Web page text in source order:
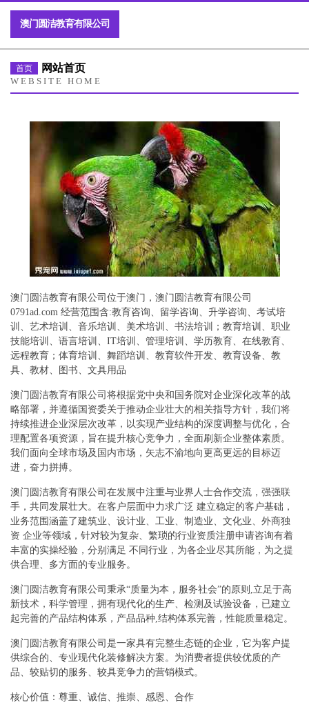
澳门圆洁教育有限公司
首页 网站首页
WEBSITE HOME
澳门圆洁教育有限公司位于澳门，澳门圆洁教育有限公司
0791ad.com 经营范围含:教育咨询、留学咨询、升学咨询、考试培
训、艺术培训、音乐培训、美术培训、书法培训；教育培训、职业
技能培训、语言培训、IT培训、管理培训、学历教育、在线教育、
远程教育；体育培训、舞蹈培训、教育软件开发、教育设备、教
具、教材、图书、文具用品
澳门圆洁教育有限公司将根据党中央和国务院对企业深化改革的战
略部署，并遵循国资委关于推动企业壮大的相关指导方针，我们将
持续推进企业深层次改革，以实现产业结构的深度调整与优化，合
理配置各项资源，旨在提升核心竞争力，全面刷新企业整体素质。
我们面向全球市场及国内市场，矢志不渝地向更高更远的目标迈
进，奋力拼搏。
澳门圆洁教育有限公司在发展中注重与业界人士合作交流，强强联
手，共同发展壮大。在客户层面中力求广泛 建立稳定的客户基础，
业务范围涵盖了建筑业、设计业、工业、制造业、文化业、外商独
资 企业等领域，针对较为复杂、繁琐的行业资质注册申请咨询有着
丰富的实操经验，分别满足 不同行业，为各企业尽其所能，为之提
供合理、多方面的专业服务。
澳门圆洁教育有限公司秉承“质量为本，服务社会”的原则,立足于高
新技术，科学管理，拥有现代化的生产、检测及试验设备，已建立
起完善的产品结构体系，产品品种,结构体系完善，性能质量稳定。
澳门圆洁教育有限公司是一家具有完整生态链的企业，它为客户提
供综合的、专业现代化装修解决方案。为消费者提供较优质的产
品、较贴切的服务、较具竞争力的营销模式。
核心价值：尊重、诚信、推崇、感恩、合作